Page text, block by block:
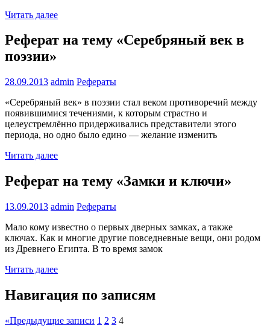
Читать далее
Реферат на тему «Серебряный век в
поэзии»
28.09.2013 admin Рефераты
«Серебряный век» в поэзии стал веком противоречий между
появившимися течениями, к которым страстно и
целеустремлённо придерживались представители этого
периода, но одно было едино — желание изменить
Читать далее
Реферат на тему «Замки и ключи»
13.09.2013 admin Рефераты
Мало кому известно о первых дверных замках, а также
ключах. Как и многие другие повседневные вещи, они родом
из Древнего Египта. В то время замок
Читать далее
Навигация по записям
«Предыдущие записи 1 2 3 4